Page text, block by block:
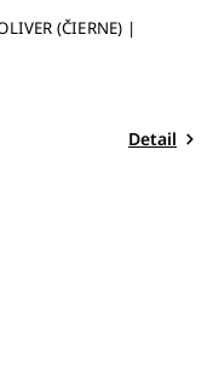
(ČIERNE) |
Detail